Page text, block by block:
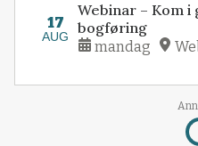
17
AUG
Webinar – Kom i
bogføring
mandag